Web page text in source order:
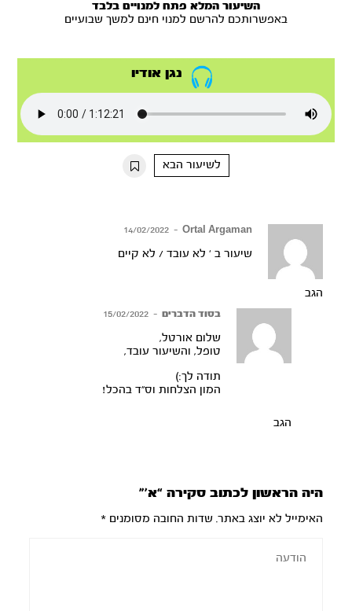
השיעור המלא פתח למנויים בלבד
באפשרותכם להרשם למנוי חינם למשך שבועיים
נגן אודיו
לשיעור הבא
Ortal Argaman
–
14/02/2022
שיעור ב ‘ לא עובד / לא קיים
הגב
בסוד הדברים –
15/02/2022
שלום אורטל,
טופל, והשיעור עובד,
תודה לך:)
המון הצלחות וס”ד בהכל!
הגב
היה הראשון לכתוב סקירה “א’”
האימייל לא יוצג באתר. שדות החובה מסומנים*